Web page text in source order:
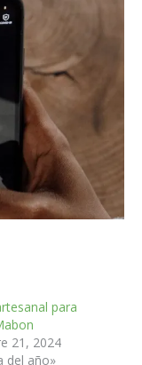
para
21, 2024
del año»